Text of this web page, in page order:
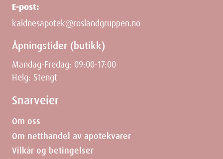
E-post:
kaldnesapotek@roslandgruppen.no
Åpningstider (butikk)
Mandag-Fredag: 09:00-17:00
Helg: Stengt
Snarveier
Om oss
Om netthandel av apotekvarer
Vilkår og betingelser